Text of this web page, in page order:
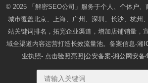
© 2025 「解密SEO公司」 服务于个人、个体户、
城市覆盖北京、上海、广州、深圳、长沙、杭州
站关键词排名，拓宽企业渠道，增加店铺销量，
域全渠道内容运营打造长效流量池。备案信息-湘
业执照- 点击验照亮照 |公安备案-湘公网安备